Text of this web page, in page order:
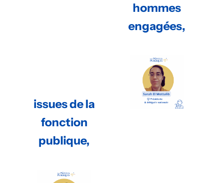
hommes
engagées,
issues de la
fonction
publique,